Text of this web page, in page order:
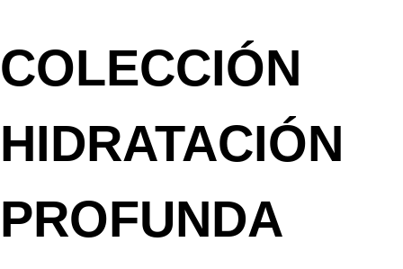
COLECCIÓN
HIDRATACIÓN
PROFUNDA